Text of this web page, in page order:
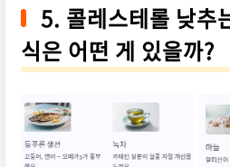
5. 콜레스테롤 낮추
식은 어떤 게 있을까?